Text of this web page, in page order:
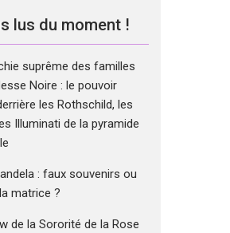
lus du moment !
suprême des familles
Noire : le pouvoir
les Rothschild, les
Illuminati de la pyramide
: faux souvenirs ou
matrice ?
de la Sororité de la Rose